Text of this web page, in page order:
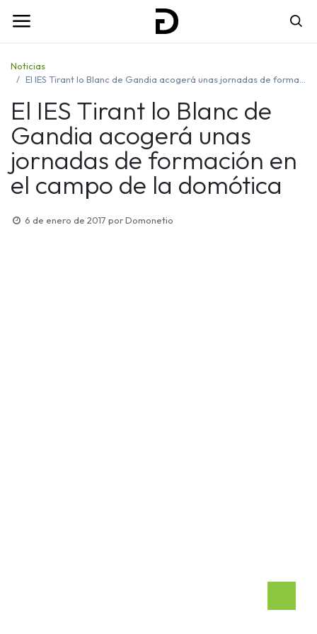
Noticias
El IES Tirant lo Blanc de Gandia acogerá unas jornadas de formación en el campo de la domótica
El IES Tirant lo Blanc de
Gandia acogerá unas
jornadas de formación en
el campo de la domótica
6 de enero de 2017 porDomonetio